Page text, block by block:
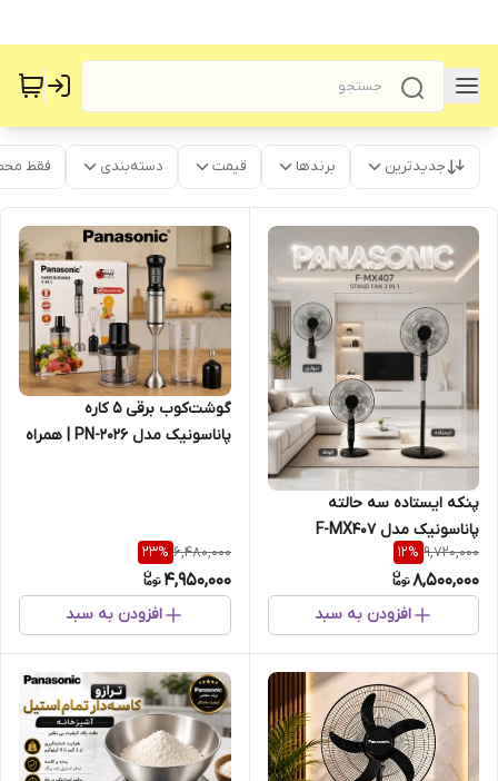
جدیدترین برندها قیمت دسته‌بندی فقط
پنکه ایستاده سه حالته
پاناسونیک مدل F-MX407
9,720,000
12%
8,500,000
افزودن به سبد
گوشت‌کوب برقی ۵ کاره
پاناسونیک مدل PN-2026 | همراه
6,480,000
23%
4,950,000
افزودن به سبد